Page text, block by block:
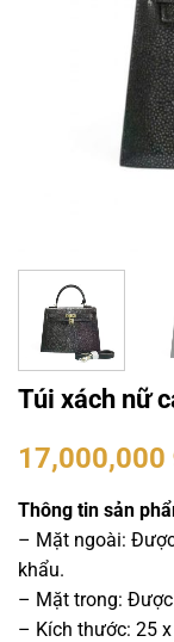
Túi xách nữ
Giá
là:
18,000,000
17,000,000
Thông tin sản
– Mặt ngoài:
khẩu.
– Mặt trong:
– Kích thước: 25